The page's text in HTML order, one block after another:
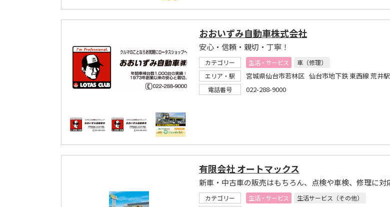
おおいずみ自動車株式会社
安心・信頼・親切・丁寧！
カテゴリー 生活・サービス
車（修理）
エリア・駅
宮城県仙台市若林区 仙台市地下鉄 東西線 荒井駅
電話番号 022-288-9000
有限会社 オートマックス
カテゴリー 生活・サービス
生活サービス（その他）